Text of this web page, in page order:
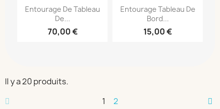
Entourage De Tableau
De...
70,00 €
Entourage Tableau De
Bord...
15,00 €
Il y a 20 produits.
1
2